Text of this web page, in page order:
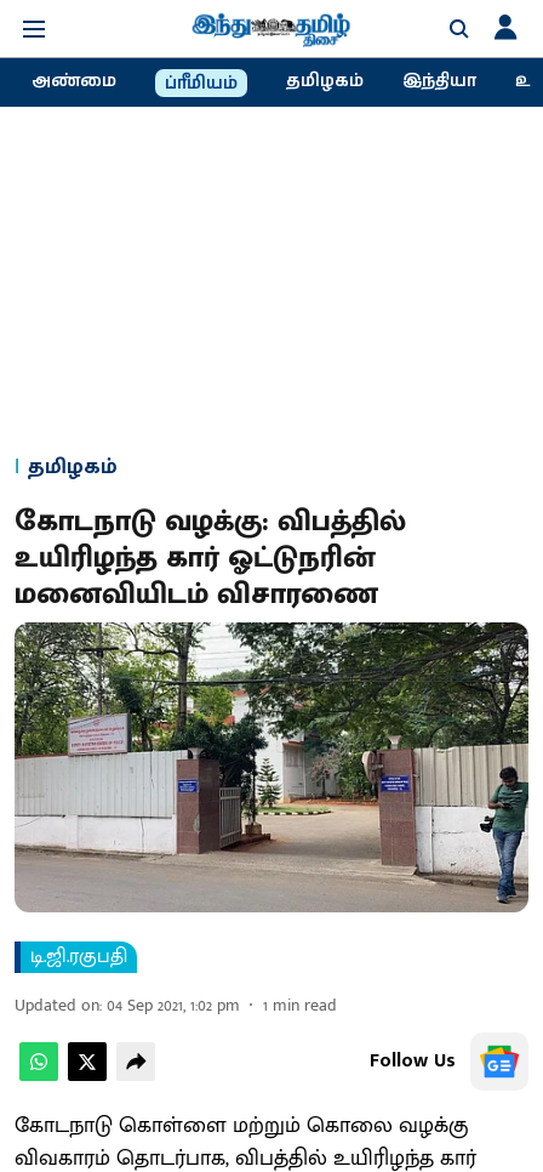
அண்மை ப்ரீமியம் தமிழகம் இந்தியா
தமிழகம்
கோடநாடு வழக்கு: விபத்தில்
உயிரிழந்த கார் ஓட்டுநரின்
மனைவியிடம் விசாரணை
டி.ஜி.ரகுபதி
Updated on:04 Sep 2021, 1:02 pm 1 min read
Follow Us
கோடநாடு கொள்ளை மற்றும் கொலை வழக்கு
விவகாரம் தொடர்பாக, விபத்தில் உயிரிழந்த கார்